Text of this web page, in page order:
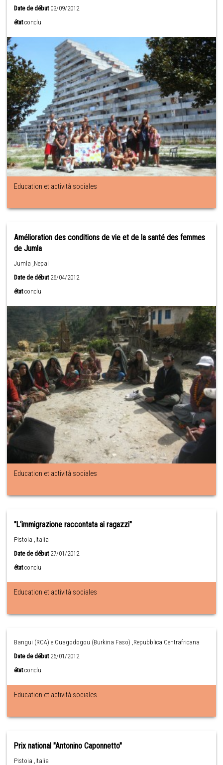
Date de début03/09/2012
état conclu
Education et actività sociales
Amélioration des conditions de vie et de la santé des femmes
de Jumla
Jumla ,Nepal
Date de début26/04/2012
état conclu
Education et actività sociales
"L‘immigrazione raccontata ai ragazzi"
Pistoia ,Italia
Date de début27/01/2012
état conclu
Education et actività sociales
Bangui (RCA) e Ouagodogou (Burkina Faso) ,Repubblica Centrafricana
Date de début26/01/2012
état conclu
Education et actività sociales
Prix national "Antonino Caponnetto"
Pistoia ,Italia